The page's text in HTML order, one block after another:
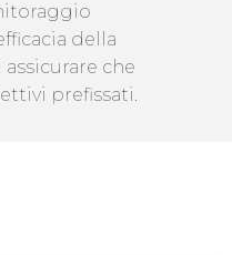
della
che
prefissati.